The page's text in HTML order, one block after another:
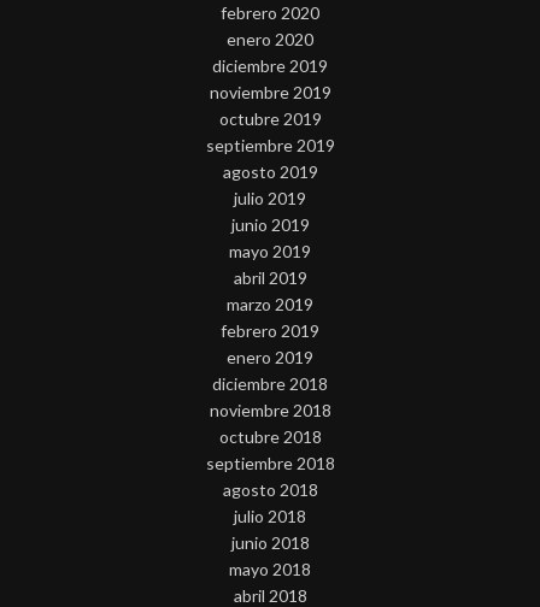
febrero 2020
enero 2020
diciembre 2019
noviembre 2019
octubre 2019
septiembre 2019
agosto 2019
julio 2019
junio 2019
mayo 2019
abril 2019
marzo 2019
febrero 2019
enero 2019
diciembre 2018
noviembre 2018
octubre 2018
septiembre 2018
agosto 2018
julio 2018
junio 2018
mayo 2018
abril 2018